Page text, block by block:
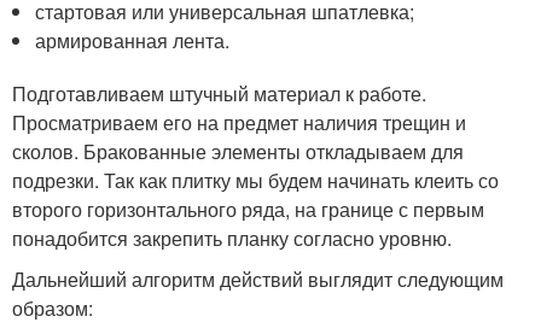
стартовая или универсальная шпатлевка;
армированная лента.
Подготавливаем штучный материал к работе.
Просматриваем его на предмет наличия трещин и
сколов. Бракованные элементы откладываем для
подрезки. Так как плитку мы будем начинать клеить со
второго горизонтального ряда, на границе с первым
понадобится закрепить планку согласно уровню.
Дальнейший алгоритм действий выглядит следующим
образом: